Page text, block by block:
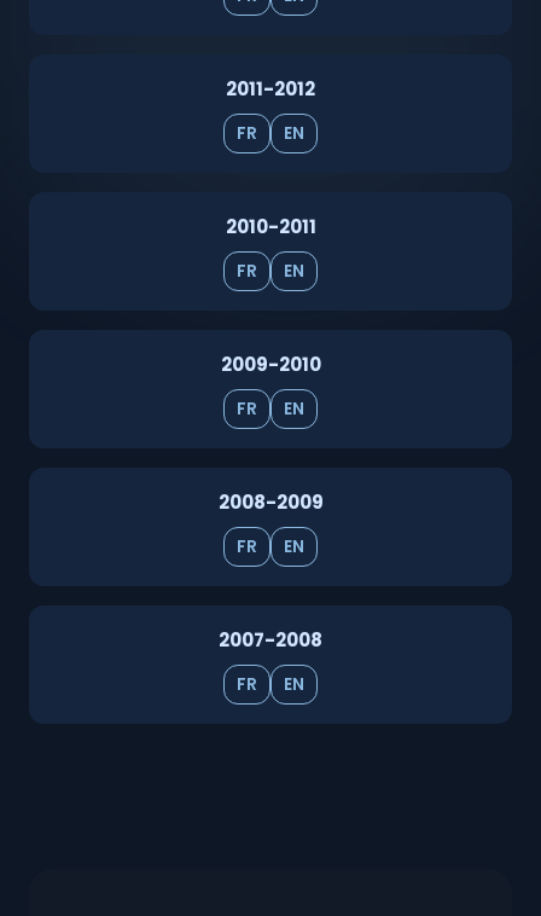
2011-2012
FR EN
2010-2011
FR EN
2009-2010
FR EN
2008-2009
FR EN
2007-2008
FR EN